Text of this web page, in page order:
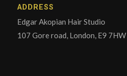
ADDRESS
Edgar Akopian Hair Studio
107 Gore road, London, E9 7HW